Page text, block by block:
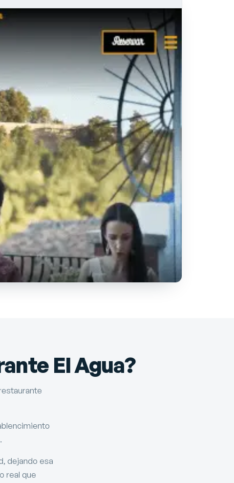
El Agua?
dejando esa
real que